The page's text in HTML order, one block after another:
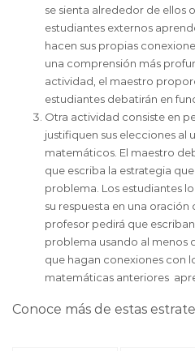
se sienta alrededor de ellos
estudiantes externos
hacen sus propias
una comprensión más
actividad, el maestro
estudiantes debatirán en
Otra actividad consiste en
justifiquen sus elecciones al
matemáticos. El maestro
que escriba la estrategia
problema. Los estudiantes
su respuesta en una
profesor pedirá que
problema usando al menos
que hagan conexiones con
matemáticas anteriores
Conoce más de estas